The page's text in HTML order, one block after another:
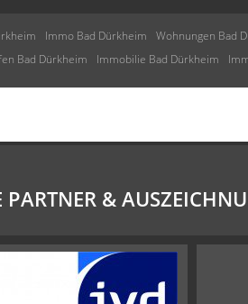
Immo Bad Dürkheim Wohnungen Bad
Bad Dürkheim Immobilie Bad Dürkheim
PARTNER &